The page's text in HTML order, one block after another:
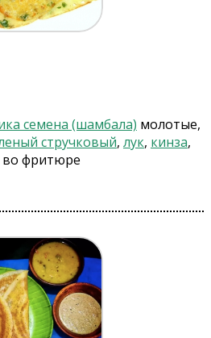
семена (шамбала) молотые,
стручковый, лук, кинза,
во фритюре